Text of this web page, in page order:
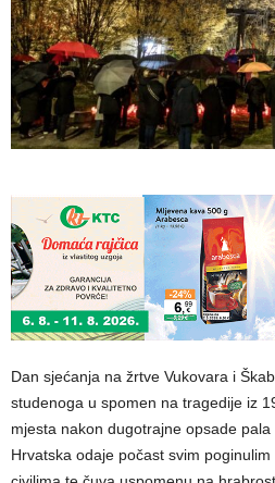
Dan sjećanja na žrtve Vukovara i
studenoga u spomen na tragedije iz
mjesta nakon dugotrajne opsade
Hrvatska odaje počast svim